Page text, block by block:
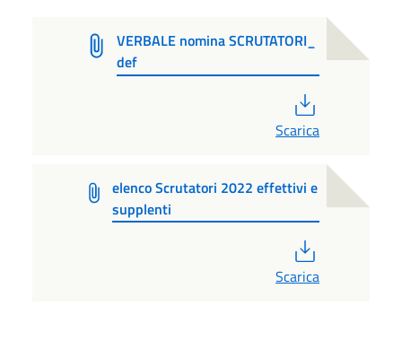
VERBALE nomina SCRUTATORI_
def
Scarica
elenco Scrutatori 2022 effettivi e
supplenti
Scarica